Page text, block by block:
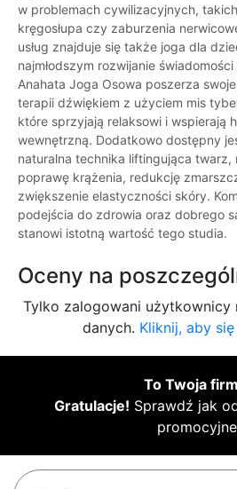
w problemach cywilizacyjnych,
kręgosłupa czy zaburzenia
usług znajduje się także joga dla
najmłodszym rozwijanie świadomości
Anahata Joga Osowa poszerza
terapii dźwiękiem z użyciem mis
które sprzyjają relaksowi i wspierają
wewnętrzną. Dodatkowo dostępny
naturalna technika liftingująca twarz,
poprawę krążenia, redukcję
zwiększenie elastyczności skóry.
podejścia do zdrowia oraz dobrego
stanowi istotną wartość tego studia.
Oceny na
Tylko zalogowani
danych. Kliknij, aby
To Twoja
Gratulacje! Sprawdź jak